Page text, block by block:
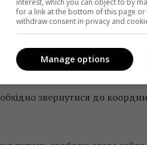
акредитації редакцій
перешкоджанням
доєднатися до
звернутися до
interest, which you can object to by
for a link at the bottom of this page
withdraw consent in privacy and
Manage options